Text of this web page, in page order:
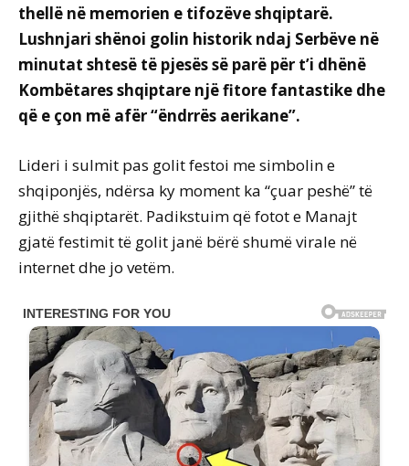
thellë në memorien e tifozëve shqiptarë.
Lushnjari shënoi golin historik ndaj Serbëve në
minutat shtesë të pjesës së parë për t’i dhënë
Kombëtares shqiptare një fitore fantastike dhe
që e çon më afër “ëndrrës aerikane”.
Lideri i sulmit pas golit festoi me simbolin e
shqiponjës, ndërsa ky moment ka “çuar peshë” të
gjithë shqiptarët. Padikstuim që fotot e Manajt
gjatë festimit të golit janë bërë shumë virale në
internet dhe jo vetëm.